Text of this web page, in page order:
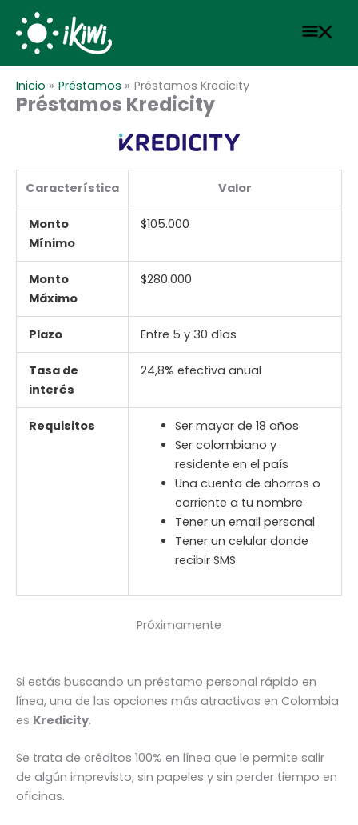
contenido
Menú
Inicio Préstamos Préstamos Kredicity
Préstamos Kredicity
Característica Valor
Monto
Mínimo
$105.000
Monto
Máximo
$280.000
Plazo Entre 5 y 30 días
Tasa de
interés
24,8% efectiva anual
Requisitos
Ser mayor de 18 años
Ser colombiano y
residente en el país
Una cuenta de ahorros o
corriente a tu nombre
Tener un email personal
Tener un celular donde
recibir SMS
Próximamente
Si estás buscando un préstamo personal rápido en
línea, una de las opciones más atractivas en Colombia
es Kredicity.
Se trata de créditos 100% en línea que le permite salir
de algún imprevisto, sin papeles y sin perder tiempo en
oficinas.
Scroll
to
Top